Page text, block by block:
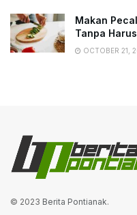
Makan
Tanpa
OCTOBER 21,
© 2023 Berita Pontianak.